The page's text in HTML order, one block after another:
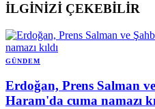
İLGİNİZİ ÇEKEBİLİR
GÜNDEM
Erdoğan, Prens Salman
Haram'da cuma namazı